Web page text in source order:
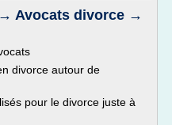
Avocats divorce →
divorce autour de
pour le divorce juste à